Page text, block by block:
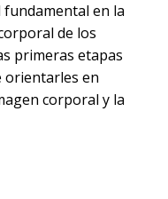
en la
de los
primeras etapas
orientarles en
corporal y la